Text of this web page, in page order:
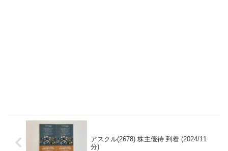
アスクル(2678) 株主優待 到着 (2024/11
分)